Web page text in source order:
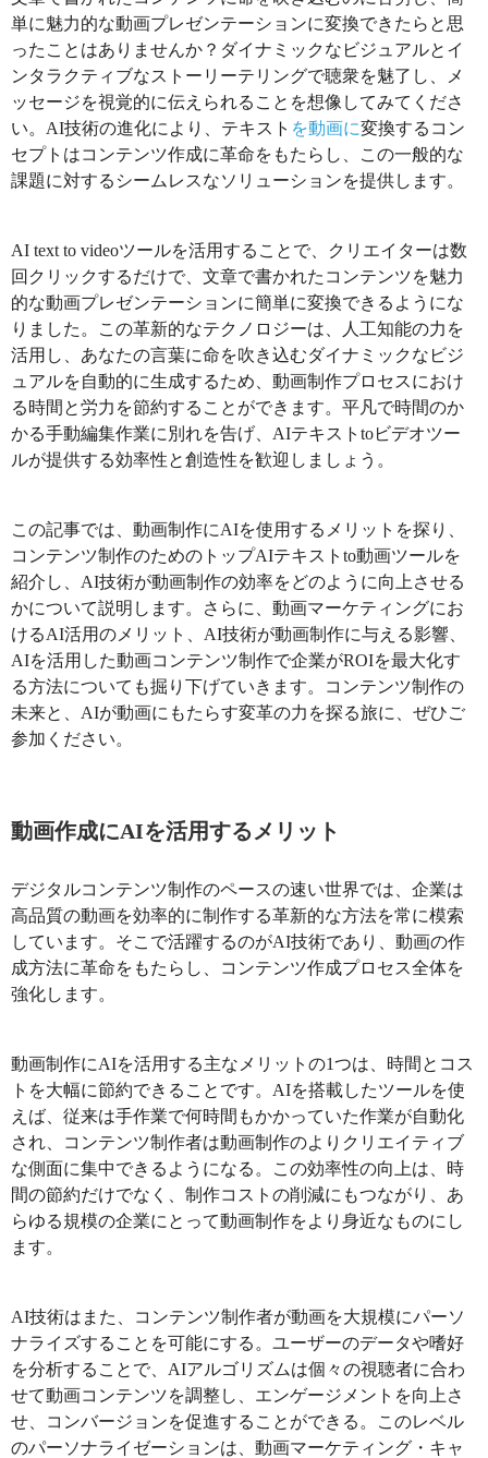
単に魅力的な動画プレゼンテーションに変換できたらと思
ったことはありませんか？ダイナミックなビジュアルとイ
ンタラクティブなストーリーテリングで聴衆を魅了し、メ
ッセージを視覚的に伝えられることを想像してみてくださ
い。AI技術の進化により、テキスト を動画に変換するコン
セプトはコンテンツ作成に革命をもたらし、この一般的な
課題に対するシームレスなソリューションを提供します。
AI text to videoツールを活用することで、クリエイターは数
回クリックするだけで、文章で書かれたコンテンツを魅力
的な動画プレゼンテーションに簡単に変換できるようにな
りました。この革新的なテクノロジーは、人工知能の力を
活用し、あなたの言葉に命を吹き込むダイナミックなビジ
ュアルを自動的に生成するため、動画制作プロセスにおけ
る時間と労力を節約することができます。平凡で時間のか
かる手動編集作業に別れを告げ、AIテキストtoビデオツー
ルが提供する効率性と創造性を歓迎しましょう。
この記事では、動画制作にAIを使用するメリットを探り、
コンテンツ制作のためのトップAIテキストto動画ツールを
紹介し、AI技術が動画制作の効率をどのように向上させる
かについて説明します。さらに、動画マーケティングにお
けるAI活用のメリット、AI技術が動画制作に与える影響、
AIを活用した動画コンテンツ制作で企業がROIを最大化す
る方法についても掘り下げていきます。コンテンツ制作の
未来と、AIが動画にもたらす変革の力を探る旅に、ぜひご
参加ください。
動画作成にAIを活用するメリット
デジタルコンテンツ制作のペースの速い世界では、企業は
高品質の動画を効率的に制作する革新的な方法を常に模索
しています。そこで活躍するのがAI技術であり、動画の作
成方法に革命をもたらし、コンテンツ作成プロセス全体を
強化します。
動画制作にAIを活用する主なメリットの1つは、時間とコス
トを大幅に節約できることです。AIを搭載したツールを使
えば、従来は手作業で何時間もかかっていた作業が自動化
され、コンテンツ制作者は動画制作のよりクリエイティブ
な側面に集中できるようになる。この効率性の向上は、時
間の節約だけでなく、制作コストの削減にもつながり、あ
らゆる規模の企業にとって動画制作をより身近なものにし
ます。
AI技術はまた、コンテンツ制作者が動画を大規模にパーソ
ナライズすることを可能にする。ユーザーのデータや嗜好
を分析することで、AIアルゴリズムは個々の視聴者に合わ
せて動画コンテンツを調整し、エンゲージメントを向上さ
せ、コンバージョンを促進することができる。このレベル
のパーソナライゼーションは、動画マーケティング・キャ